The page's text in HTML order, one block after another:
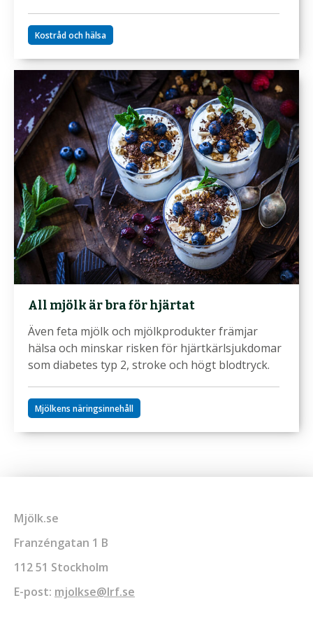
Kostråd och hälsa
All mjölk är bra för hjärtat
Även feta mjölk och mjölkprodukter främjar
hälsa och minskar risken för hjärtkärlsjukdomar
som diabetes typ 2, stroke och högt blodtryck.
Mjölkens näringsinnehåll
Mjölk.se
Franzéngatan 1 B
112 51 Stockholm
E-post: mjolkse@lrf.se